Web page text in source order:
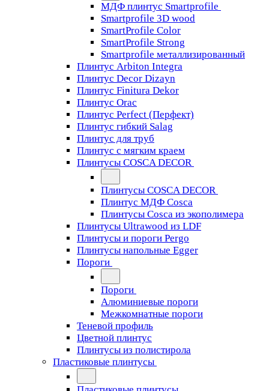
МДФ плинтус Smartprofile
Smartprofile 3D wood
SmartProfile Color
SmartProfile Strong
Smartprofile металлизированный
Плинтус Arbiton Integra
Плинтус Decor Dizayn
Плинтус Finitura Dekor
Плинтус Orac
Плинтус Perfect (Перфект)
Плинтус гибкий Salag
Плинтус для труб
Плинтус с мягким краем
Плинтусы COSCA DECOR
Плинтусы COSCA DECOR
Плинтус МДФ Cosca
Плинтусы Cosca из экополимера
Плинтусы Ultrawood из LDF
Плинтусы и пороги Pergo
Плинтусы напольные Egger
Пороги
Пороги
Алюминиевые пороги
Межкомнатные пороги
Теневой профиль
Цветной плинтус
Плинтусы из полистирола
Пластиковые плинтусы